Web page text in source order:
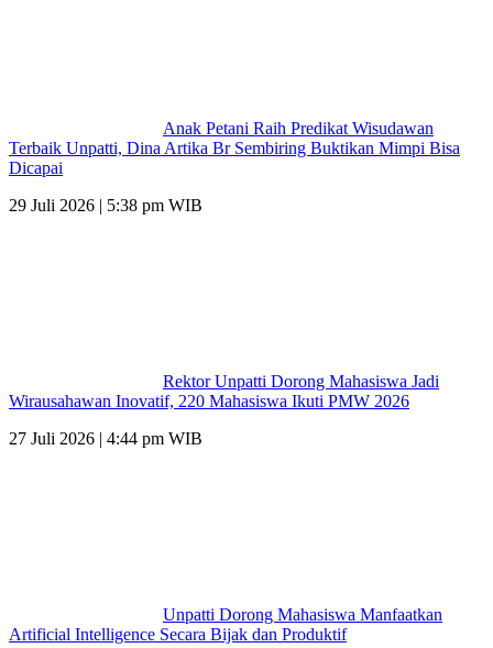
Anak Petani Raih Predikat Wisudawan
Terbaik Unpatti, Dina Artika Br Sembiring Buktikan Mimpi Bisa
Dicapai
29 Juli 2026 | 5:38 pm WIB
Rektor Unpatti Dorong Mahasiswa Jadi
Wirausahawan Inovatif, 220 Mahasiswa Ikuti PMW 2026
27 Juli 2026 | 4:44 pm WIB
Unpatti Dorong Mahasiswa Manfaatkan
Artificial Intelligence Secara Bijak dan Produktif